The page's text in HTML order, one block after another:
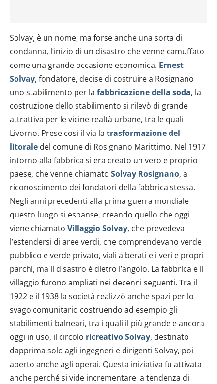
Solvay, è un nome, ma forse anche una sorta di
condanna, l’inizio di un disastro che venne camuffato
come una grande occasione economica. Ernest
Solvay, fondatore, decise di costruire a Rosignano
uno stabilimento per la fabbricazione della soda, la
costruzione dello stabilimento si rilevò di grande
attrattiva per le vicine realtà urbane, tra le quali
Livorno. Prese così il via la trasformazione del
litorale del comune di Rosignano Marittimo. Nel 1917
intorno alla fabbrica si era creato un vero e proprio
paese, che venne chiamato Solvay Rosignano, a
riconoscimento dei fondatori della fabbrica stessa.
Negli anni precedenti alla prima guerra mondiale
questo luogo si espanse, creando quello che oggi
viene chiamato Villaggio Solvay, che prevedeva
l’estendersi di aree verdi, che comprendevano verde
pubblico e verde privato, viali alberati e i veri e propri
parchi, ma il disastro è dietro l’angolo. La fabbrica e il
villaggio furono ampliati nei decenni seguenti. Tra il
1922 e il 1938 la società realizzò anche spazi per lo
svago comunitario costruendo ad esempio gli
stabilimenti balneari, tra i quali il più grande e ancora
oggi in uso, il circolo ricreativo Solvay, destinato
dapprima solo agli ingegneri e dirigenti Solvay, poi
aperto anche agli operai. Questa iniziativa fu attivata
anche perché si vide incrementare la tendenza di